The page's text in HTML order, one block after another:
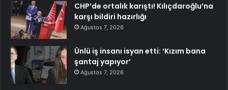
CHP’de ortalık karıştı! Kılıçdaroğlu’na
karşı bildiri hazırlığı
Ağustos 7, 2026
Ünlü iş insanı isyan etti: ‘Kızım bana
şantaj yapıyor’
Ağustos 7, 2026